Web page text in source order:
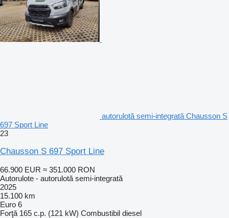
autorulotă semi-integrată Chausson S
697 Sport Line
23
Chausson S 697 Sport Line
66.900 EUR ≈ 351.000 RON
Autorulote - autorulotă semi-integrată
2025
15.100 km
Euro 6
Forţă 165 c.p. (121 kW) Combustibil diesel